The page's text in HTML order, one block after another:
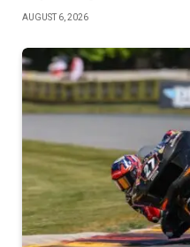
AUGUST 6, 2026